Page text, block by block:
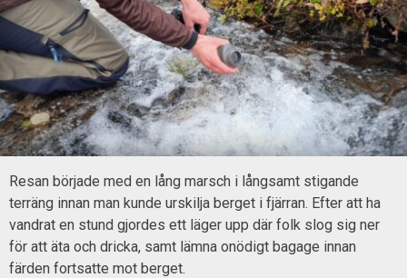
Resan började med en lång marsch i långsamt stigande
terräng innan man kunde urskilja berget i fjärran. Efter att ha
vandrat en stund gjordes ett läger upp där folk slog sig ner
för att äta och dricka, samt lämna onödigt bagage innan
färden fortsatte mot berget.